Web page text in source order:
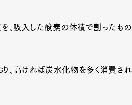
Pen tw
、吸入した酸素の体積で割ったもの
、高ければ炭水化物を多く消費され